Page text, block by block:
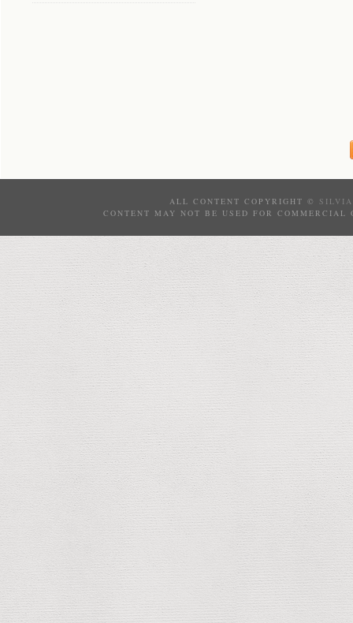
ALL CONTENT COPYRIGHT ©
CONTENT MAY NOT BE USED FOR COMMERCIAL